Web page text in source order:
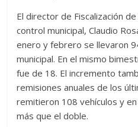
El director de Fiscalización
control municipal, Claudio
enero y febrero se llevaron
municipal. En el mismo
fue de 18. El incremento
remisiones anuales de los
remitieron 108 vehículos y
más que el doble.